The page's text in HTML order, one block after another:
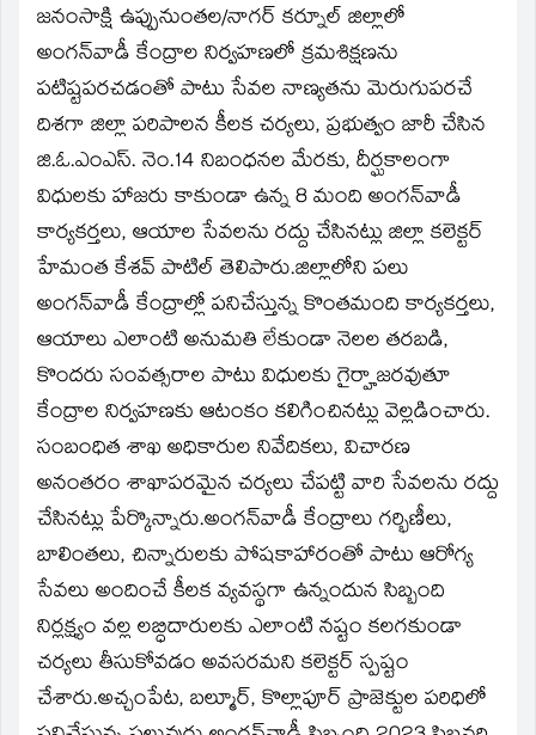
జనంసాక్షి ఉప్పునుంతల/నాగర్ కర్నూల్ జిల్లాలో
అంగన్‌వాడీ కేంద్రాల నిర్వహణలో క్రమశిక్షణను
పటిష్టపరచడంతో పాటు సేవల నాణ్యతను మెరుగుపరచే
దిశగా జిల్లా పరిపాలన కీలక చర్యలు, ప్రభుత్వం జారీ చేసిన
జి.ఓ.ఎంఎస్. నెం.14 నిబంధనల మేరకు, దీర్ఘకాలంగా
విధులకు హాజరు కాకుండా ఉన్న 8 మంది అంగన్‌వాడీ
కార్యకర్తలు, ఆయాల సేవలను రద్దు చేసినట్లు జిల్లా కలెక్టర్
హేమంత కేశవ్ పాటిల్ తెలిపారు.జిల్లాలోని పలు
అంగన్‌వాడీ కేంద్రాల్లో పనిచేస్తున్న కొంతమంది కార్యకర్తలు,
ఆయాలు ఎలాంటి అనుమతి లేకుండా నెలల తరబడి,
కొందరు సంవత్సరాల పాటు విధులకు గైర్హాజరవుతూ
కేంద్రాల నిర్వహణకు ఆటంకం కలిగించినట్లు వెల్లడించారు.
సంబంధిత శాఖ అధికారుల నివేదికలు, విచారణ
అనంతరం శాఖాపరమైన చర్యలు చేపట్టి వారి సేవలను రద్దు
చేసినట్లు పేర్కొన్నారు.అంగన్‌వాడీ కేంద్రాలు గర్భిణీలు,
బాలింతలు, చిన్నారులకు పోషకాహారంతో పాటు ఆరోగ్య
సేవలు అందించే కీలక వ్యవస్థగా ఉన్నందున సిబ్బంది
నిర్లక్ష్యం వల్ల లబ్ధిదారులకు ఎలాంటి నష్టం కలగకుండా
చర్యలు తీసుకోవడం అవసరమని కలెక్టర్ స్పష్టం
చేశారు.అచ్చంపేట, బల్మూర్, కొల్లాపూర్ ప్రాజెక్టుల పరిధిలో